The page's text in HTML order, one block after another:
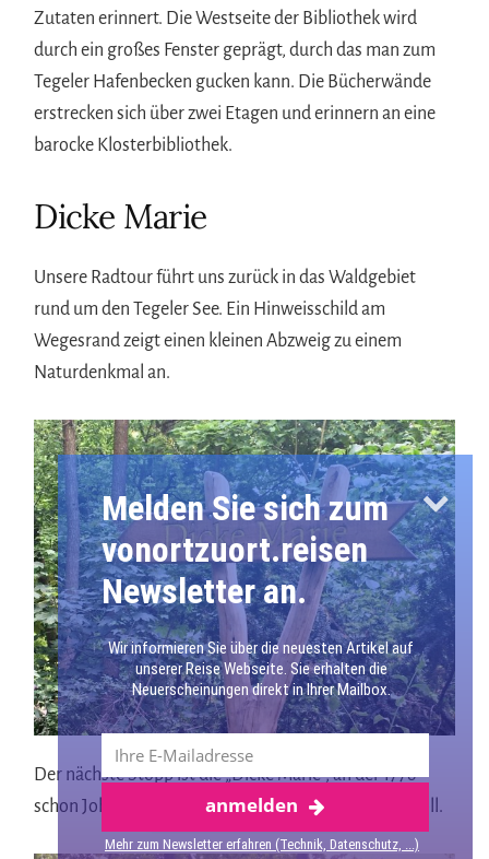
Zutaten erinnert. Die Westseite der Bibliothek wird
durch ein großes Fenster geprägt, durch das man zum
Tegeler Hafenbecken gucken kann. Die Bücherwände
erstrecken sich über zwei Etagen und erinnern an eine
barocke Klosterbibliothek.
Dicke Marie
Unsere Radtour führt uns zurück in das Waldgebiet
rund um den Tegeler See. Ein Hinweisschild am
Wegesrand zeigt einen kleinen Abzweig zu einem
Naturdenkmal an.
Der nächste Stopp ist die „Dicke Marie“, an der 1778
schon Johann Wolfgang von Goethe geruht haben soll.
Mehr über Berlin
Melden Sie sich zum
vonortzuort.reisen
Newsletter an.
Wir informieren Sie über die neuesten Artikel auf
unserer Reise Webseite. Sie erhalten die
Neuerscheinungen direkt in Ihrer Mailbox.
anmelden
Mehr zum Newsletter erfahren (Technik, Datenschutz, ...)